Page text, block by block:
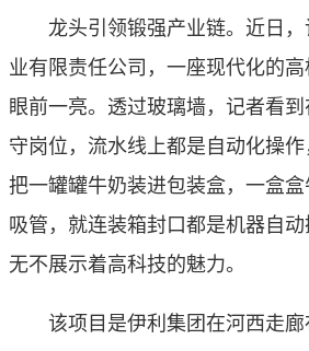
龙头引领锻强产业链。近日，
业有限责任公司，一座现代化的
眼前一亮。透过玻璃墙，记者看
守岗位，流水线上都是自动化操
把一罐罐牛奶装进包装盒，一盒
吸管，就连装箱封口都是机器自
无不展示着高科技的魅力。
该项目是伊利集团在河西走廊